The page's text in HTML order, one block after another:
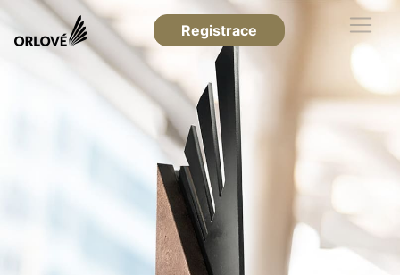
Registrace